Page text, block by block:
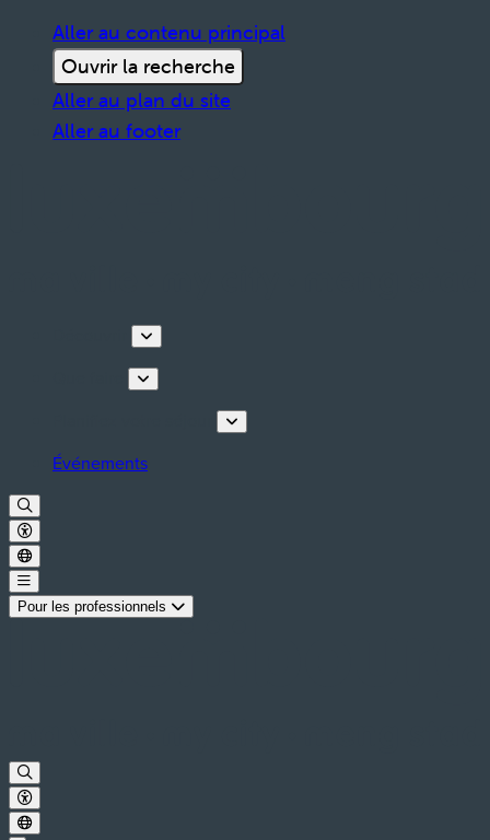
Aller au contenu principal
Ouvrir la recherche
Aller au plan du site
Aller au footer
Événements
Pour les professionnels